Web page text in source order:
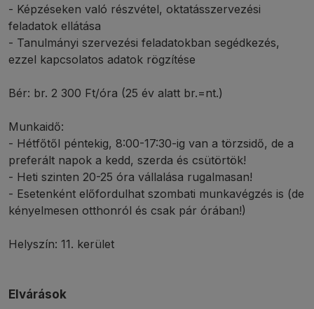
- Képzéseken való részvétel, oktatásszervezési
feladatok ellátása
- Tanulmányi szervezési feladatokban segédkezés,
ezzel kapcsolatos adatok rögzítése
Bér: br. 2 300 Ft/óra (25 év alatt br.=nt.)
Munkaidő:
- Hétfőtől péntekig, 8:00-17:30-ig van a törzsidő, de a
preferált napok a kedd, szerda és csütörtök!
- Heti szinten 20-25 óra vállalása rugalmasan!
- Esetenként előfordulhat szombati munkavégzés is (de
kényelmesen otthonról és csak pár órában!)
Helyszín: 11. kerület
Elvárások